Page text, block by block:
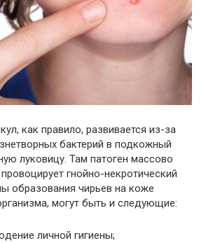
как правило, развивается из-за
бактерий в подкожный
луковицу. Там патоген массово
гнойно-некротический
образования чирьев на коже
могут быть и следующие:
личной гигиены;